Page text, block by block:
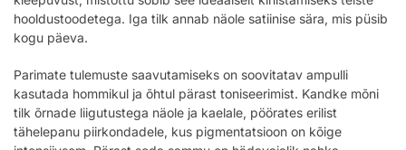
hooldustoodetega. Iga tilk annab näole satiinise sära, mis püsib
kogu päeva.
Parimate tulemuste saavutamiseks on soovitatav ampulli
kasutada hommikul ja õhtul pärast toniseerimist. Kandke mõni
tilk õrnade liigutustega näole ja kaelale, pöörates erilist
tähelepanu piirkondadele, kus pigmentatsioon on kõige